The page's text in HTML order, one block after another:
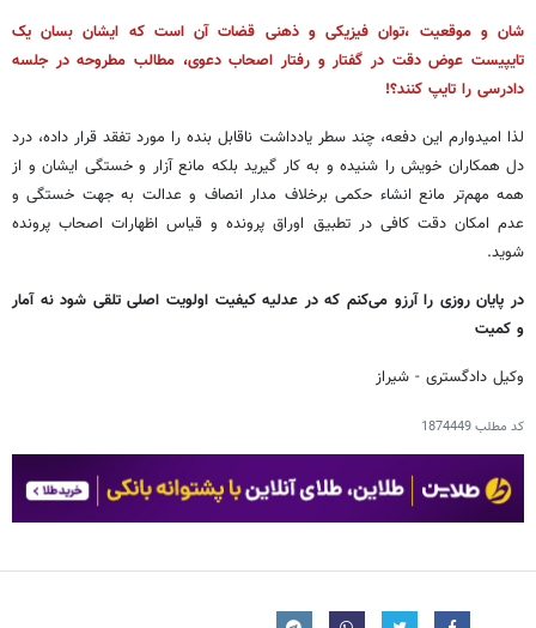
شان و موقعیت ،توان فیزیکی و ذهنی قضات آن است که ایشان بسان یک
تایپیست عوض دقت در گفتار و رفتار اصحاب دعوی، مطالب مطروحه در جلسه
دادرسی را تایپ کنند؟!
لذا امیدوارم این دفعه، چند سطر یادداشت ناقابل بنده را مورد تفقد قرار داده، درد
دل همکاران خویش را شنیده و به کار گیرید بلکه مانع آزار و خستگی ایشان و از
همه مهم‌تر مانع انشاء حکمی برخلاف مدار انصاف و عدالت به جهت خستگی و
عدم امکان دقت کافی در تطبیق اوراق پرونده و قیاس اظهارات اصحاب پرونده
شوید.
در پایان روزی را آرزو می‌کنم که در عدلیه کیفیت اولویت اصلی تلقی شود نه آمار
و کمیت
وکیل دادگستری - شیراز
کد مطلب1874449